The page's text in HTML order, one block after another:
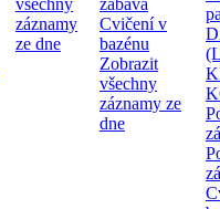
záznamy
ze dne
Cvičení v
bazénu
Zobrazit
všechny
záznamy ze
dne